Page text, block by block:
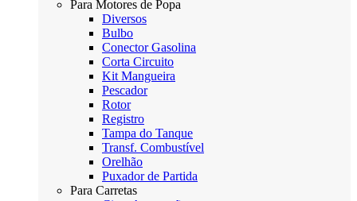
Para Motores de Popa
Diversos
Bulbo
Conector Gasolina
Corta Circuito
Kit Mangueira
Pescador
Rotor
Registro
Tampa do Tanque
Transf. Combustível
Orelhão
Puxador de Partida
Para Carretas